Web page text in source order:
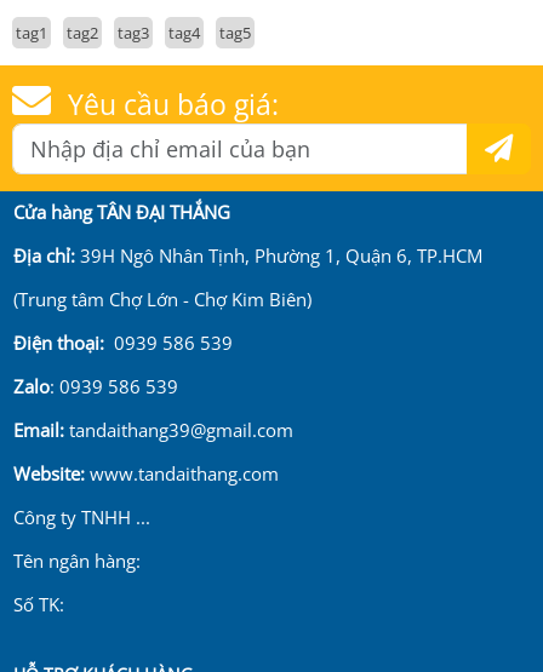
tag1 tag2 tag3 tag4 tag5
Yêu cầu báo giá:
Cửa hàng TÂN ĐẠI THẮNG
Địa chỉ:39H Ngô Nhân Tịnh, Phường 1, Quận 6, TP.HCM
(Trung tâm Chợ Lớn - Chợ Kim Biên)
Điện thoại: 0939 586 539
Zalo: 0939 586 539
Email:tandaithang39@gmail.com
Website:www.tandaithang.com
Công ty TNHH ...
Tên ngân hàng:
Số TK: